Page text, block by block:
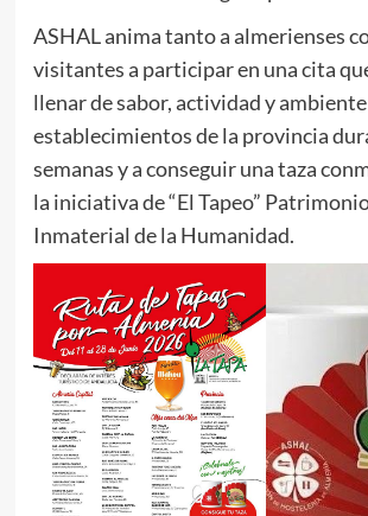
ASHAL anima tanto a almerienses
visitantes a participar en una cita
llenar de sabor, actividad y
establecimientos de la provincia
semanas y a conseguir una taza
la iniciativa de “El Tapeo”
Inmaterial de la Humanidad.